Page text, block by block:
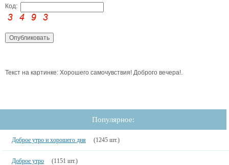
Код:
Текст на картинке: Хорошего самочувствия! Доброго вечера!.
Популярное:
Доброе утро и хорошего дня (1245 шт.)
Доброе утро (1151 шт.)